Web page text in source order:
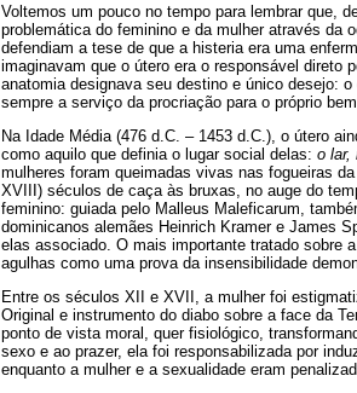
Voltemos um pouco no tempo para lembrar que,
problemática do feminino e da mulher através da
defendiam a tese de que a histeria era uma
imaginavam que o útero era o responsável direto
anatomia designava seu destino e único desejo:
sempre a serviço da procriação para o próprio
Na Idade Média (476 d.C. – 1453 d.C.), o útero
como aquilo que definia o lugar social delas: o lar,
mulheres foram queimadas vivas nas fogueiras
XVIII) séculos de caça às bruxas, no auge do
feminino: guiada pelo Malleus Maleficarum,
dominicanos alemães Heinrich Kramer e James
elas associado. O mais importante tratado sobre
agulhas como uma prova da insensibilidade
Entre os séculos XII e XVII, a mulher foi
Original e instrumento do diabo sobre a face da
ponto de vista moral, quer fisiológico,
sexo e ao prazer, ela foi responsabilizada por
enquanto a mulher e a sexualidade eram